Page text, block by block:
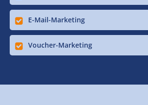
E-Mail-Marketing
Voucher-Marketing